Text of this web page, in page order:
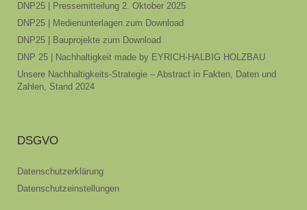
DNP25 | Pressemitteilung 2. Oktober 2025
DNP25 | Medienunterlagen zum Download
DNP25 | Bauprojekte zum Download
DNP 25 | Nachhaltigkeit made by EYRICH-HALBIG HOLZBAU
Unsere Nachhaltigkeits-Strategie – Abstract in Fakten, Daten und
Zahlen, Stand 2024
DSGVO
Datenschutzerklärung
Datenschutzeinstellungen